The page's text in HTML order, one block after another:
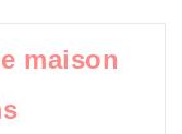
maison